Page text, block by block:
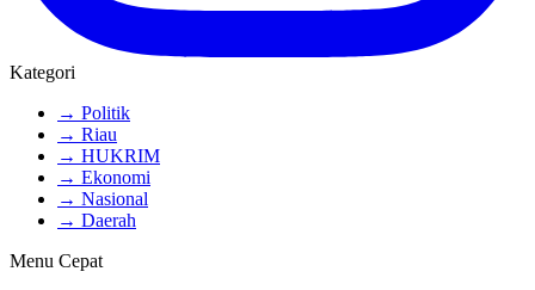
Kategori
→ Politik
→ Riau
→ HUKRIM
→ Ekonomi
→ Nasional
→ Daerah
Menu Cepat